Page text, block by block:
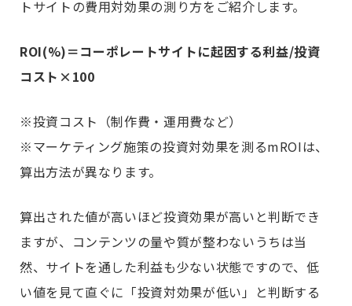
トサイトの費用対効果の測り方をご紹介します。
ROI(%)＝コーポレートサイトに起因する利益/投資
コスト×100
※投資コスト（制作費・運用費など）
※マーケティング施策の投資対効果を測るmROIは、
算出方法が異なります。
算出された値が高いほど投資効果が高いと判断でき
ますが、コンテンツの量や質が整わないうちは当
然、サイトを通した利益も少ない状態ですので、低
い値を見て直ぐに「投資対効果が低い」と判断する